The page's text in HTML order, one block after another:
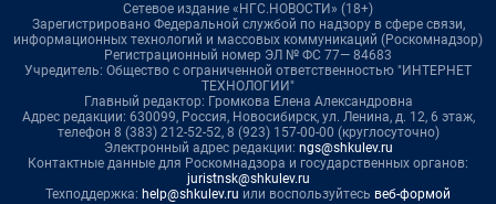
Сетевое издание «НГС.НОВОСТИ» (18+)
Зарегистрировано Федеральной службой по надзору в сфере связи,
информационных технологий и массовых коммуникаций (Роскомнадзор)
Регистрационный номер ЭЛ № ФС 77— 84683
Учредитель: Общество с ограниченной ответственностью "ИНТЕРНЕТ
ТЕХНОЛОГИИ"
Главный редактор: Громкова Елена Александровна
Адрес редакции: 630099, Россия, Новосибирск, ул. Ленина, д. 12, 6 этаж,
телефон 8 (383) 212-52-52, 8 (923) 157-00-00 (круглосуточно)
Электронный адрес редакции: ngs@shkulev.ru
Контактные данные для Роскомнадзора и государственных органов:
juristnsk@shkulev.ru
Техподдержка: help@shkulev.ru или воспользуйтесь веб-формой